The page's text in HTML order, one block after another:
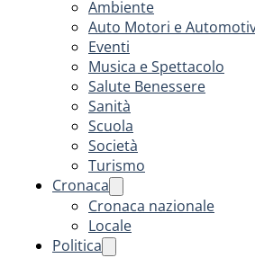
Ambiente
Auto Motori e
Eventi
Musica e Spettacolo
Salute Benessere
Sanità
Scuola
Società
Turismo
Cronaca
Cronaca nazionale
Locale
Politica